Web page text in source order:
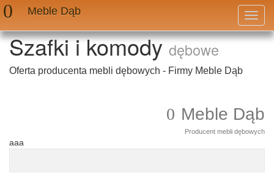
Meble Dąb
Szafki i komodydębowe
Oferta producenta mebli dębowych - Firmy Meble Dąb
Meble Dąb
Producent mebli dębowych
aaa